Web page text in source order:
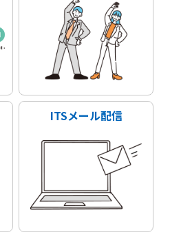
ITSメール配信